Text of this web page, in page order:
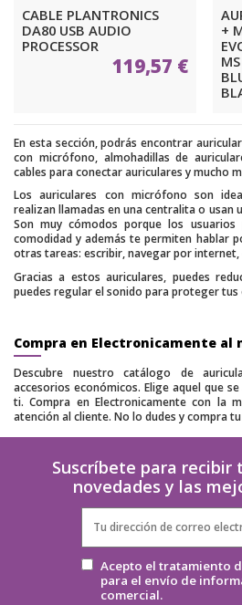
CABLE PLANTRONICS
DA80 USB AUDIO
PROCESSOR
119,57 €
+
MS
En esta sección, podrás encontrar
con micrófono, almohadillas de
cables para conectar auriculares y mucho
Los auriculares con micrófono son
realizan llamadas en una centralita o usan
Son muy cómodos porque los usuarios
comodidad y además te permiten hablar
otras tareas: escribir, navegar por internet,
Gracias a estos auriculares, puedes
puedes regular el sonido para proteger tus
Compra en Electronicamente al
Descubre nuestro catálogo de
accesorios económicos. Elige aquel que
ti. Compra en Electronicamente con la
atención al cliente. No lo dudes y compra
Suscríbete para recibir
novedades y las
Acepto el tratamiento
para el envío de
comercial.